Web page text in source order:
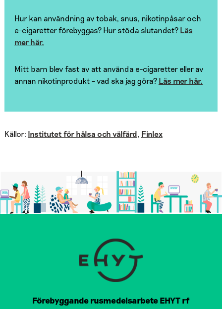
Hur kan användning av tobak, snus, nikotinpåsar och
e-cigaretter förebyggas? Hur stöda slutandet? Läs
mer här.
Mitt barn blev fast av att använda e-cigaretter eller av
annan nikotinprodukt – vad ska jag göra? Läs mer här.
Källor: Institutet för hälsa och välfärd, Finlex
Förebyggande rusmedelsarbete EHYT rf